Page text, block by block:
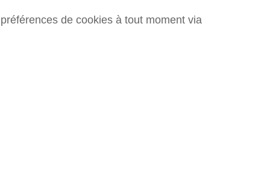
de cookies à tout moment via